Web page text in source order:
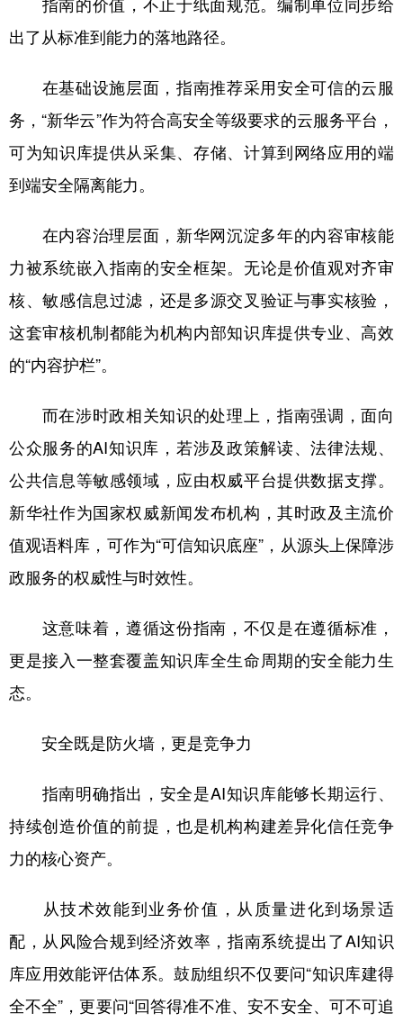
指南的价值，不止于纸面规范。编制单位同步给
出了从标准到能力的落地路径。
在基础设施层面，指南推荐采用安全可信的云服
务，“新华云”作为符合高安全等级要求的云服务平台，
可为知识库提供从采集、存储、计算到网络应用的端
到端安全隔离能力。
在内容治理层面，新华网沉淀多年的内容审核能
力被系统嵌入指南的安全框架。无论是价值观对齐审
核、敏感信息过滤，还是多源交叉验证与事实核验，
这套审核机制都能为机构内部知识库提供专业、高效
的“内容护栏”。
而在涉时政相关知识的处理上，指南强调，面向
公众服务的AI知识库，若涉及政策解读、法律法规、
公共信息等敏感领域，应由权威平台提供数据支撑。
新华社作为国家权威新闻发布机构，其时政及主流价
值观语料库，可作为“可信知识底座”，从源头上保障涉
政服务的权威性与时效性。
这意味着，遵循这份指南，不仅是在遵循标准，
更是接入一整套覆盖知识库全生命周期的安全能力生
态。
安全既是防火墙，更是竞争力
指南明确指出，安全是AI知识库能够长期运行、
持续创造价值的前提，也是机构构建差异化信任竞争
力的核心资产。
从技术效能到业务价值，从质量进化到场景适
配，从风险合规到经济效率，指南系统提出了AI知识
库应用效能评估体系。鼓励组织不仅要问“知识库建得
全不全”，更要问“回答得准不准、安不安全、可不可追